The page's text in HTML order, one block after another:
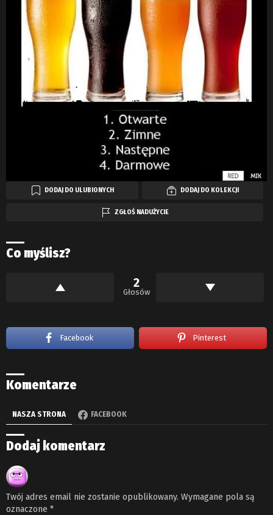
DODAJ DO ULUBIONYCH DODAJ DO KOLEKCJI
ZGŁOŚ NADUŻYCIE
Co myślisz?
2
Głosów
Facebook Pinterest
Komentarze
NASZA STRONA FACEBOOK
Dodaj komentarz
Twój adres email nie zostanie opublikowany. Wymagane pola są
oznaczone *